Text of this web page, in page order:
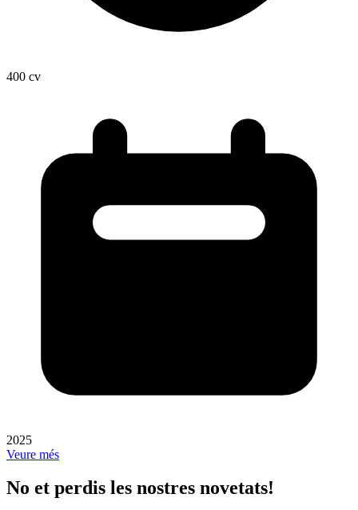
400 cv
2025
Veure més
No et perdis les nostres novetats!